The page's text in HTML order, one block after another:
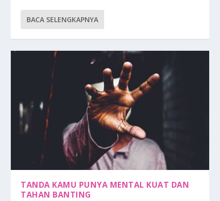
BACA SELENGKAPNYA
TANDA KAMU PUNYA MENTAL KUAT DAN
TAHAN BANTING